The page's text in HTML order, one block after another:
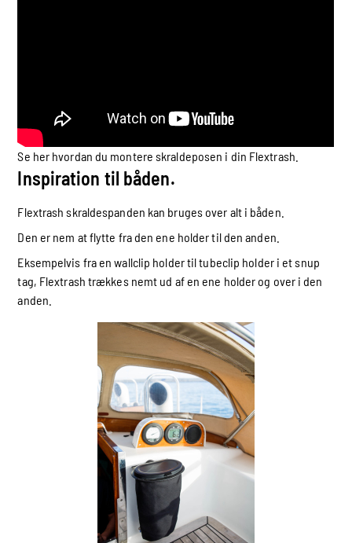
Se her hvordan du montere skraldeposen i din Flextrash.
Inspiration til båden.
Flextrash skraldespanden kan bruges over alt i båden.
Den er nem at flytte fra den ene holder til den anden.
Eksempelvis fra en wallclip holder til tubeclip holder i et snup
tag, Flextrash trækkes nemt ud af en ene holder og over i den
anden.